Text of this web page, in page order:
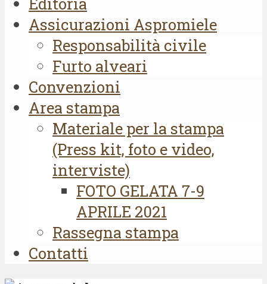
Assicurazioni Aspromiele
Responsabilità civile
Furto alveari
Convenzioni
Area stampa
Materiale per la stampa
(Press kit, foto e video,
interviste)
FOTO GELATA 7-9
APRILE 2021
Rassegna stampa
Contatti